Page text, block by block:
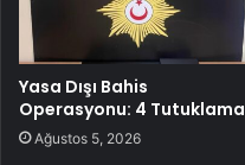
Yasa Dışı Bahis
Operasyonu: 4 Tutuklama
Ağustos 5, 2026